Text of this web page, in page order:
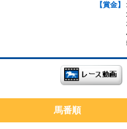
【賞金】
馬番順